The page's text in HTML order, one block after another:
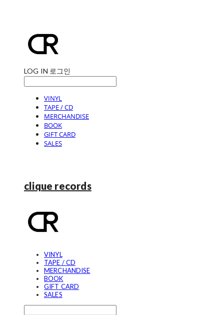
LOG IN 로그인
VINYL
TAPE / CD
MERCHANDISE
BOOK
GIFT CARD
SALES
clique records
VINYL
TAPE / CD
MERCHANDISE
BOOK
GIFT CARD
SALES